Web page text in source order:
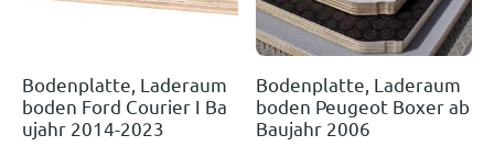
Bodenplatte, Laderaum
boden Ford Courier I Ba
ujahr 2014-2023
Bodenplatte, Laderaum
boden Peugeot Boxer ab
Baujahr 2006